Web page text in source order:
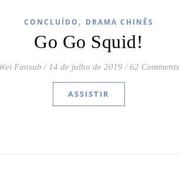
CONCLUÍDO , DRAMA CHINÊS
Go Go Squid!
Fansub / 14 de julho de 2019 / 62 Comments
ASSISTIR